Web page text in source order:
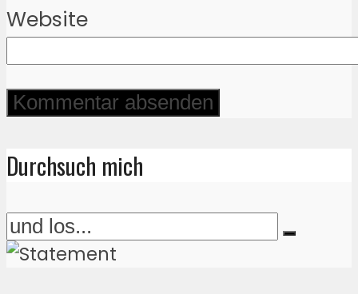
Website
Durchsuch mich